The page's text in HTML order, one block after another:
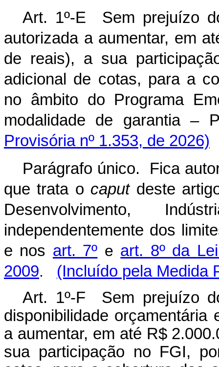
Art. 1º-E Sem prejuízo
autorizada a aumentar, em
de reais), a sua
adicional de cotas, para a
no âmbito do Programa
modalidade de garantia
Provisória nº 1.353, de 2026)
Parágrafo único. Fica
que trata o caputdeste
Desenvolvimento,
independentemente dos
e nos art. 7º e art. 8º da
2009.
(Incluído pela Medida
Art. 1º-F Sem prejuízo
disponibilidade
a aumentar, em até R$
sua participação no FGI,